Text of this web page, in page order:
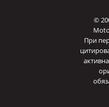
©
При